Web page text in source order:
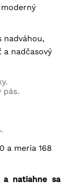
nadváhou,
nadčasový
pás.
a meria 168
a natiahne sa